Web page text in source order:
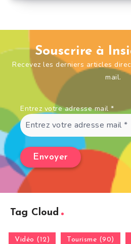
Souscrire à
Recevez les derniers articles
mail.
Entrez votre adresse mail *
Tag Cloud
Vidéo (12) Tourisme (90)